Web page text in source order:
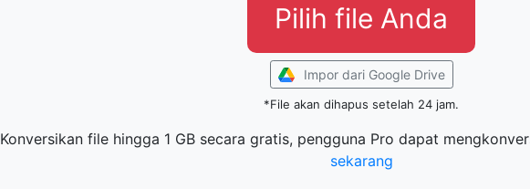
Pilih file Anda
Impor dari Google Drive
*File akan dihapus setelah 24 jam.
Konversikan file hingga 1 GB secara gratis, pengguna Pro dapat
sekarang